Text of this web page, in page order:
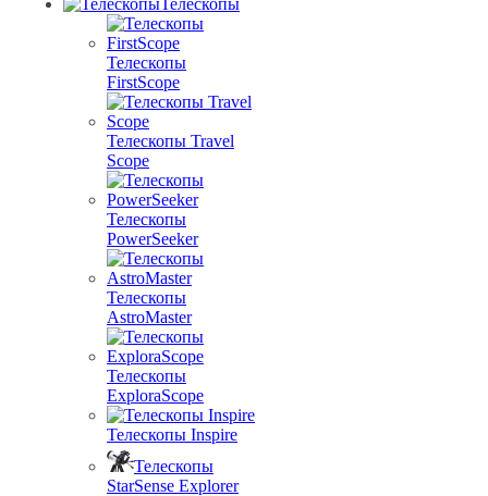
Телескопы
Телескопы
FirstScope
Телескопы Travel
Scope
Телескопы
PowerSeeker
Телескопы
AstroMaster
Телескопы
ExploraScope
Телескопы Inspire
Телескопы
StarSense Explorer